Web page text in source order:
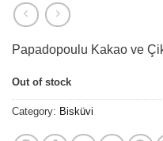
Papadopoulu Kakao ve
Out of stock
Category: Bisküvi